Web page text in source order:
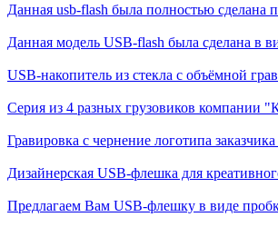
Данная usb-flash была полностью сделана
Данная модель USB-flash была сделана в
USB-накопитель из стекла с объёмной
Серия из 4 разных грузовиков
Гравировка с чернение логотипа
Дизайнерская USB-флешка для
Предлагаем Вам USB-флешку в виде